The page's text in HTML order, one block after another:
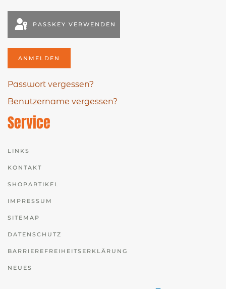
PASSKEY VERWENDEN
ANMELDEN
Passwort vergessen?
Benutzername vergessen?
Service
LINKS
KONTAKT
SHOPARTIKEL
IMPRESSUM
SITEMAP
DATENSCHUTZ
BARRIEREFREIHEITSERKLÄRUNG
NEUES